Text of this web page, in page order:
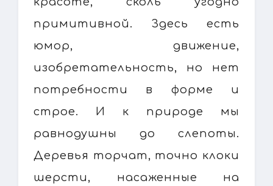
примитивной. Здесь есть
юмор, движение,
изобретательность, но нет
потребности в форме и
строе. И к природе мы
равнодушны до слепоты.
Деревья торчат, точно клоки
шерсти, насаженные на